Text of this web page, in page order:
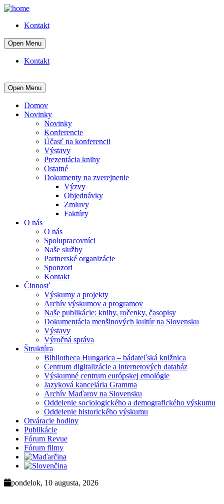
Kontakt
Open Menu
Kontakt
Open Menu
Domov
Novinky
Novinky
Konferencie
Účasť na konferencii
Výstavy
Prezentácia knihy
Ostatné
Dokumenty na zverejnenie
Výzvy
Objednávky
Zmluvy
Faktúry
O nás
O nás
Spolupracovníci
Naše služby
Partnerské organizácie
Sponzori
Kontakt
Činnosť
Výskumy a projekty
Archív výskumov a programov
Naše publikácie: knihy, ročenky, časopisy
Dokumentácia menšinových kultúr na Slovensku
Výstavy
Výročná správa
Štruktúra
Bibliotheca Hungarica – bádateľská knižnica
Centrum digitalizácie a internetových databáz
Výskumné centrum európskej etnológie
Jazyková kancelária Gramma
Archív Maďarov na Slovensku
Oddelenie sociologického a demografického výskumu
Oddelenie historického výskumu
Otváracie hodiny
Publikácie
Fórum Revue
Fórum filmy
pondelok, 10 augusta, 2026